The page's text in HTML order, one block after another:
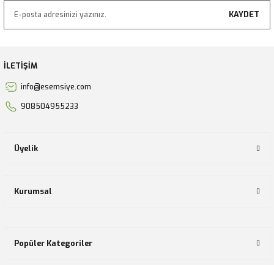
KAYDET
İLETİŞİM
info@esemsiye.com
908504955233
Üyelik
Kurumsal
Popüler Kategoriler